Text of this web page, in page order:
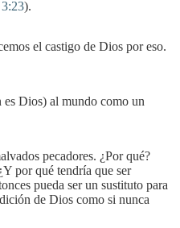
).
el castigo de Dios por eso.
es Dios) al mundo como un
pecadores. ¿Por qué?
por qué tendría que ser
pueda ser un sustituto para
de Dios como si nunca